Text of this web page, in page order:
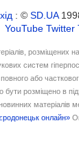
: ©SD.UA
YouTube Twitter
розміщених
систем
або
бути розміщено в
матеріалів
онлайн»